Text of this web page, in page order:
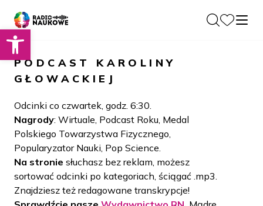
Otwórz pasek narzędzi
O nas
O Radiu
Zespół
Historia
Społeczność
Dla Naukowców
Podcasty
Projekty
LAMU
Beyond Curie
Blog
Kontakt
Wydawnictwo
PODCAST
KAROLINY
GŁOWACKIEJ
Odcinki co czwartek, godz. 6:30.
Nagrody: Wirtuale, Podcast Roku, Medal
Polskiego Towarzystwa Fizycznego,
Popularyzator Nauki, Pop Science.
Na stronie słuchasz bez reklam, możesz
sortować odcinki po kategoriach, ściągać .mp3.
Znajdziesz też redagowane transkrypcje!